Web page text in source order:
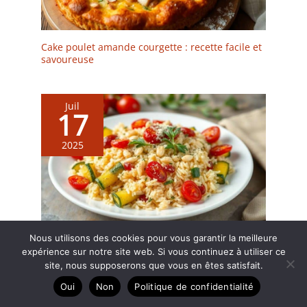
restauration. Idéaux pour
le ketchup, la moutarde,
la sauce soja, la sauce
piquante et bien d'autres
besoins en trempettes et
en portions. Ils peuvent
également servir de
petits contenants de
rangement pour divers
accessoires du quotidien.
empêche l adhésion des
restes de nourriture et
nettoyage rapide à la
intensif FINITION NOIRE
MATE ÉLÉGANTE ET
MODERNE : Apportez une
touche de sophistication
sobre à votre dressage
de table quotidien. La
glaçure mate confère à
ces dip schälchen un look
moderne et intemporel,
parfait pour les hôtes
exigeants souhaitant une
présentation de table
épurée et raffinée lors
des apéritifs
différent La gravure sur
les tiges métalliques
glissement. 【Passe au
être mis au lave-vaisselle
et dans l'armoire de
stérilisation.Résolvez
complètement le
problème du nettoyage
après les repas, même le
lavage à la main ne
laissera pas de saleté et
de taches d'huile.Idéal
pour les baguettes
réutilisables. Si vous ne
voulez pas utiliser de
baguettes jetables, vous
pouvez les emmener au
travail et les laver à l'eau
de baguettes est livrée
dans ses propres
manches. Élégant à
utiliser dans les
pour les plats à
emporter. ✅ LONGUEUR
20 CM ÉPAISSEUR 4,5 MM
: Prise en main facile,
même pour les
débutants en baguettes.
Les baguettes de moins
de 4,5 mm d'épaisseur
sont difficiles à tenir. ✅
QU'EST-CE QUE
GENROKU ? Genroku 元禄
est une ère japonaise de
1688 à 1704, l'âge d'or de
la période Edo. La
caractéristique des
Cake poulet amande courgette : recette facile et
savoureuse
Juil
17
2025
Courgettes Farcies au Riz, tomates Séchées et
Pignons de Pin : recette Savoureuse
Juil
Nous utilisons des cookies pour vous garantir la meilleure
expérience sur notre site web. Si vous continuez à utiliser ce
site, nous supposerons que vous en êtes satisfait.
Oui
Non Politique de confidentialité